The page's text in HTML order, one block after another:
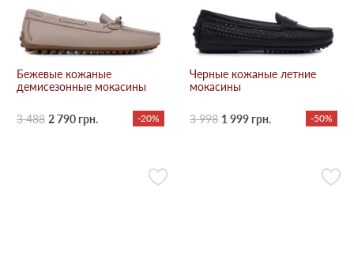
Бежевые кожаные
демисезонные мокасины
3 488 2 790 грн. -20%
Черные кожаные летние
мокасины
3 998 1 999 грн. -50%